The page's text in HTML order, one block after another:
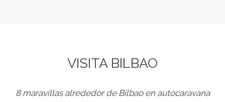
VISITA BILBAO
8 maravillas alrededor de Bilbao en autocaravana